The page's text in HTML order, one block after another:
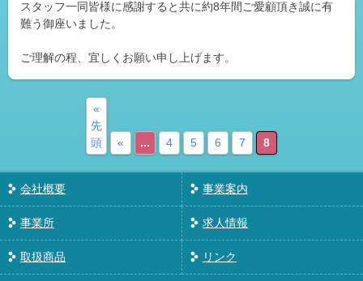
スタッフ一同皆様に感謝すると共に約8年間ご愛顧頂き誠に有
難う御座いました。
ご理解の程、宜しくお願い申し上げます。
«
先
頭
« ... 4 5 6 7 8
会社概要 事業案内
事業所 求人情報
取扱商品 リンク